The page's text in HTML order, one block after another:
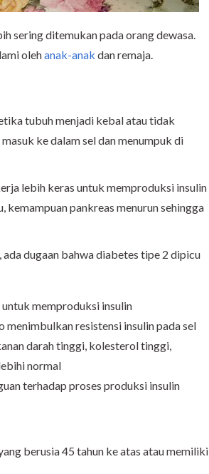
sering ditemukan pada orang dewasa.
olehanak-anak dan remaja.
tubuh menjadi kebal atau tidak
ke dalam sel dan menumpuk di
lebih keras untuk memproduksi insulin
kemampuan pankreas menurun sehingga
dugaan bahwa diabetes tipe 2 dipicu
memproduksi insulin
menimbulkan resistensi insulin pada sel
darah tinggi, kolesterol tinggi,
normal
terhadap proses produksi insulin
berusia 45 tahun ke atas atau memiliki